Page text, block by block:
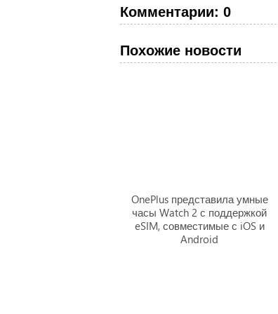
Комментарии: 0
Похожие новости
OnePlus представила умные
часы Watch 2 с поддержкой
eSIM, совместимые с iOS и
Android